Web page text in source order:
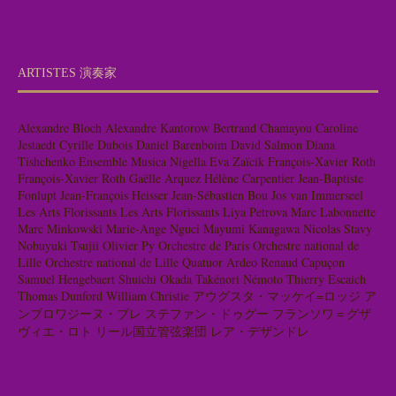
ARTISTES 演奏家
Alexandre Bloch Alexandre Kantorow Bertrand Chamayou Caroline
Jestaedt Cyrille Dubois Daniel Barenboim David Salmon Diana
Tishchenko Ensemble Musica Nigella Eva Zaïcik François-Xavier Roth
François-Xavier Roth Gaëlle Arquez Hélène Carpentier Jean-Baptiste
Fonlupt Jean-François Heisser Jean-Sébastien Bou Jos van Immerseel
Les Arts Florissants Les Arts Florissants Liya Petrova Marc Labonnette
Marc Minkowski Marie-Ange Nguci Mayumi Kanagawa Nicolas Stavy
Nobuyuki Tsujii Olivier Py Orchestre de Paris Orchestre national de
Lille Orchestre national de Lille Quatuor Ardeo Renaud Capuçon
Samuel Hengebaert Shuichi Okada Takénori Némoto Thierry Escaich
Thomas Dunford William Christie アウグスタ・マッケイ=ロッジ ア
ンブロワジーヌ・ブレ ステファン・ドゥグー フランソワ＝グザ
ヴィエ・ロト リール国立管弦楽団 レア・デザンドレ